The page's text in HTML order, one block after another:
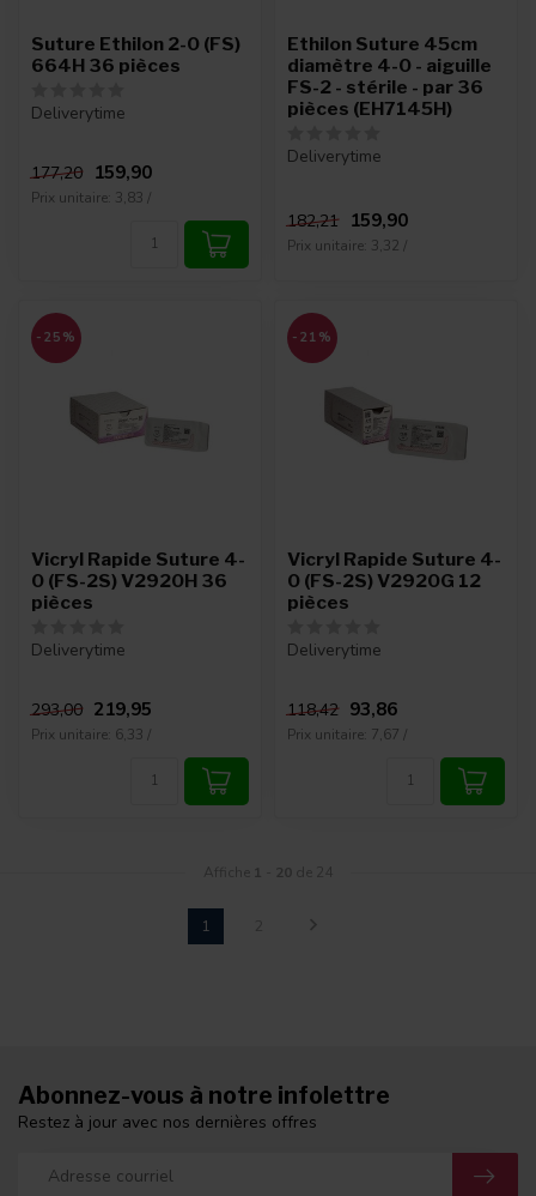
Suture Ethilon 2-0 (FS)
664H 36 pièces
Deliverytime
177,20 159,90
Prix unitaire: 3,83 /
Ethilon Suture 45cm
diamètre 4-0 - aiguille
FS-2 - stérile - par 36
pièces (EH7145H)
Deliverytime
182,21 159,90
Prix unitaire: 3,32 /
-25%
Vicryl Rapide Suture 4-
0 (FS-2S) V2920H 36
pièces
Deliverytime
293,00 219,95
Prix unitaire: 6,33 /
-21%
Vicryl Rapide Suture 4-
0 (FS-2S) V2920G 12
pièces
Deliverytime
118,42 93,86
Prix unitaire: 7,67 /
Affiche 1 20 de 24
1 2
Abonnez-vous à notre infolettre
Restez à jour avec nos dernières offres